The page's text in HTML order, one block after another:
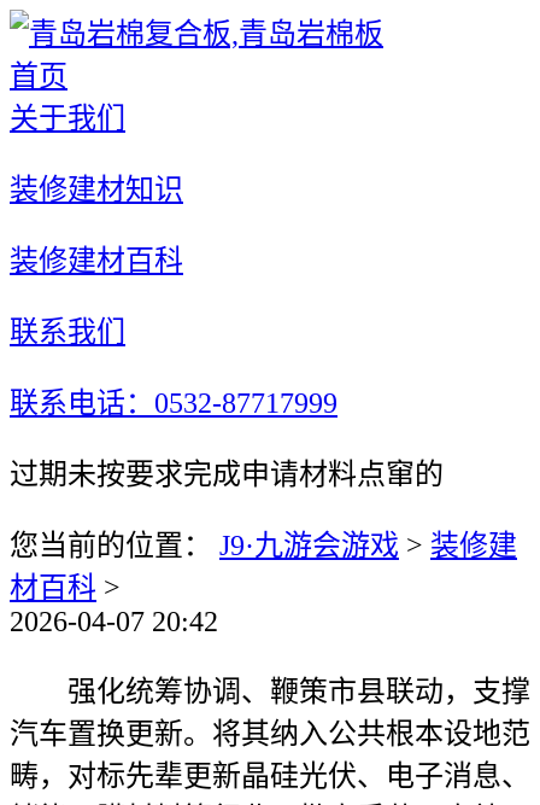
首页
关于我们
装修建材知识
装修建材百科
联系我们
联系电话：0532-87717999
过期未按要求完成申请材料点窜的
您当前的位置： J9·九游会游戏 > 装修建
材百科 >
2026-04-07 20:42
强化统筹协调、鞭策市县联动，支撑
汽车置换更新。将其纳入公共根本设地范
畴，对标先辈更新晶硅光伏、电子消息、